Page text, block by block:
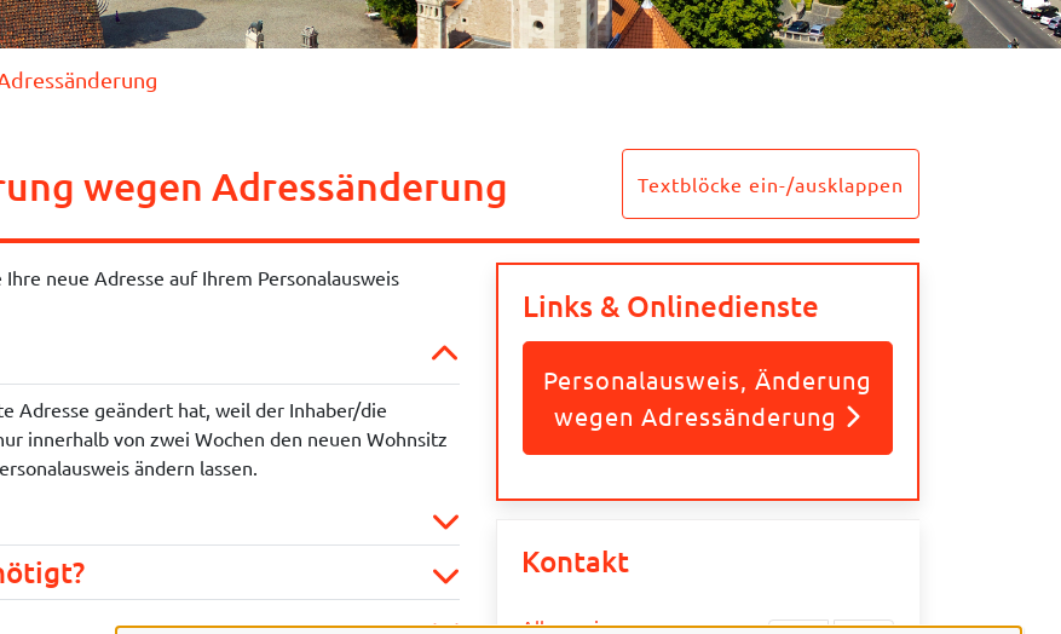
wegen Adressänderung Textblöcke ein-/ausklappen
neue Adresse auf Ihrem Personalausweis
Adresse geändert hat, weil der Inhaber/die
innerhalb von zwei Wochen den neuen Wohnsitz
ändern lassen.
Links & Onlinedienste
Personalausweis, Änderung
wegen Adressänderung
Kontakt
Allgemeine